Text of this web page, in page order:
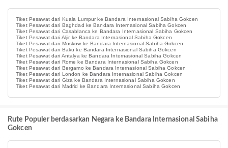
Tiket Pesawat dari Kuala Lumpur ke Bandara Internasional Sabiha Gokcen
Tiket Pesawat dari Baghdad ke Bandara Internasional Sabiha Gokcen
Tiket Pesawat dari Casablanca ke Bandara Internasional Sabiha Gokcen
Tiket Pesawat dari Aljir ke Bandara Internasional Sabiha Gokcen
Tiket Pesawat dari Moskow ke Bandara Internasional Sabiha Gokcen
Tiket Pesawat dari Baku ke Bandara Internasional Sabiha Gokcen
Tiket Pesawat dari Antalya ke Bandara Internasional Sabiha Gokcen
Tiket Pesawat dari Rome ke Bandara Internasional Sabiha Gokcen
Tiket Pesawat dari Bergamo ke Bandara Internasional Sabiha Gokcen
Tiket Pesawat dari London ke Bandara Internasional Sabiha Gokcen
Tiket Pesawat dari Giza ke Bandara Internasional Sabiha Gokcen
Tiket Pesawat dari Madrid ke Bandara Internasional Sabiha Gokcen
Rute Populer berdasarkan Negara ke Bandara Internasional Sabiha
Gokcen